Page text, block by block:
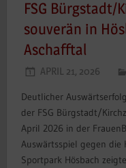
FSG Bürgstadt/
souverän in
Aschafftal
APRIL 21, 2026
Deutlicher
der FSG Bürgstadt/
April 2026 in der
Auswärtsspiel gegen die
Sportpark Hösbach